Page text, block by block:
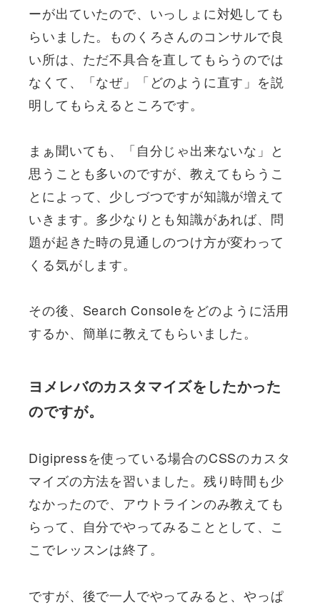
ーが出ていたので、いっしょに対処しても
らいました。ものくろさんのコンサルで良
い所は、ただ不具合を直してもらうのでは
なくて、「なぜ」「どのように直す」を説
明してもらえるところです。
まぁ聞いても、「自分じゃ出来ないな」と
思うことも多いのですが、教えてもらうこ
とによって、少しづつですが知識が増えて
いきます。多少なりとも知識があれば、問
題が起きた時の見通しのつけ方が変わって
くる気がします。
その後、Search Consoleをどのように活用
するか、簡単に教えてもらいました。
ヨメレバのカスタマイズをしたかった
のですが。
Digipressを使っている場合のCSSのカスタ
マイズの方法を習いました。残り時間も少
なかったので、アウトラインのみ教えても
らって、自分でやってみることとして、こ
こでレッスンは終了。
ですが、後で一人でやってみると、やっぱ